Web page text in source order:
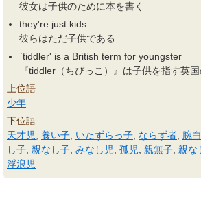
彼女は子供のために本を書く
they're just kids
彼らはただ子供である
`tiddler' is a British term for youngster
『tiddler（ちびっこ）』は子供を指す英
上位語
少年
下位語
天才児
養い子 いたずらっ子 ならず者 腕白
し子 親なし子 みなし児 孤児 親無子 親な
浮浪児